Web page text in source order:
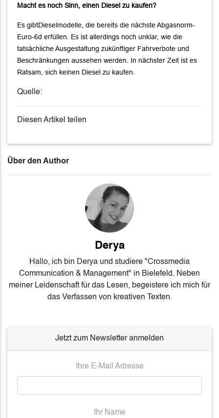
Macht es noch Sinn, einen Diesel zu kaufen?
Es gibtDieselmodelle, die bereits die nächste Abgasnorm-
Euro-6d erfüllen. Es ist allerdings noch unklar, wie die
tatsächliche Ausgestaltung zukünftiger Fahrverbote und
Beschränkungen aussehen werden. In nächster Zeit ist es
Ratsam, sich keinen Diesel zu kaufen.
Quelle:
Diesen Artikel teilen
Über den Author
Derya
Hallo, ich bin Derya und studiere "Crossmedia
Communication & Management" in Bielefeld. Neben
meiner Leidenschaft für das Lesen, begeistere ich mich für
das Verfassen von kreativen Texten.
Jetzt zum Newsletter anmelden
Ihre E-Mail Adresse
Ihr Name